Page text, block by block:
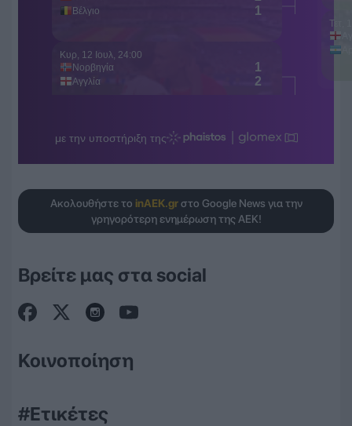
Ακολουθήστε το inAEK.grστο Google News για την
γρηγορότερη ενημέρωση της ΑΕΚ!
Βρείτε μας στα social
Κοινοποίηση
#Ετικέτες